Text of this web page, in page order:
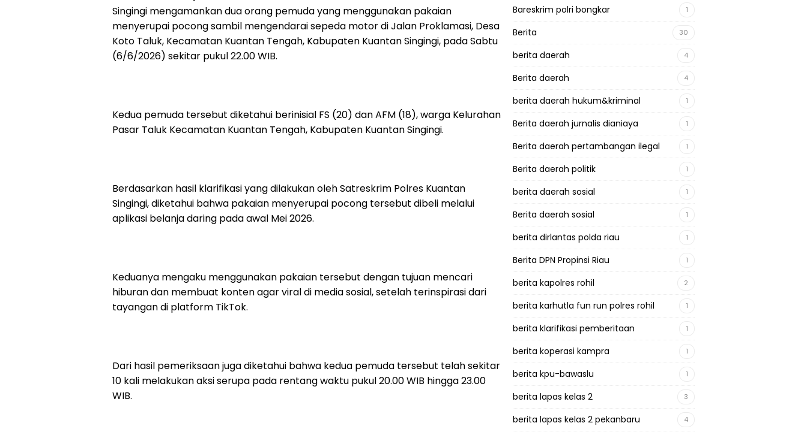
Singingi mengamankan dua orang pemuda yang menggunakan pakaian
menyerupai pocong sambil mengendarai sepeda motor di Jalan Proklamasi, Desa
Koto Taluk, Kecamatan Kuantan Tengah, Kabupaten Kuantan Singingi, pada Sabtu
(6/6/2026) sekitar pukul 22.00 WIB.
Kedua pemuda tersebut diketahui berinisial FS (20) dan AFM (18), warga Kelurahan
Pasar Taluk Kecamatan Kuantan Tengah, Kabupaten Kuantan Singingi.
Berdasarkan hasil klarifikasi yang dilakukan oleh Satreskrim Polres Kuantan
Singingi, diketahui bahwa pakaian menyerupai pocong tersebut dibeli melalui
aplikasi belanja daring pada awal Mei 2026.
Keduanya mengaku menggunakan pakaian tersebut dengan tujuan mencari
hiburan dan membuat konten agar viral di media sosial, setelah terinspirasi dari
tayangan di platform TikTok.
Dari hasil pemeriksaan juga diketahui bahwa kedua pemuda tersebut telah sekitar
10 kali melakukan aksi serupa pada rentang waktu pukul 20.00 WIB hingga 23.00
WIB.
Bareskrim polri bongkar 1
Berita 30
berita daerah 4
Berita daerah 4
berita daerah hukum&kriminal 1
Berita daerah jurnalis dianiaya 1
Berita daerah pertambangan ilegal 1
Berita daerah politik 1
berita daerah sosial 1
Berita daerah sosial 1
berita dirlantas polda riau 1
Berita DPN Propinsi Riau 1
berita kapolres rohil 2
berita karhutla fun run polres rohil 1
berita klarifikasi pemberitaan 1
berita koperasi kampra 1
berita kpu-bawaslu 1
berita lapas kelas 2 3
berita lapas kelas 2 pekanbaru 4